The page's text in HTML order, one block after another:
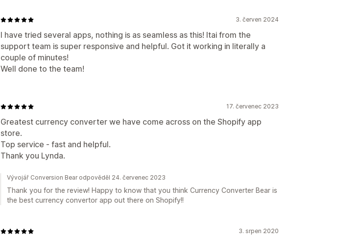
3. červen 2024
I have tried several apps, nothing is as seamless as this! Itai from the
support team is super responsive and helpful. Got it working in literally a
couple of minutes!
Well done to the team!
17. červenec 2023
Greatest currency converter we have come across on the Shopify app
store.
Top service - fast and helpful.
Thank you Lynda.
Vývojář Conversion Bear odpověděl 24. červenec 2023
Thank you for the review! Happy to know that you think Currency Converter Bear is
the best currency convertor app out there on Shopify!!
3. srpen 2020